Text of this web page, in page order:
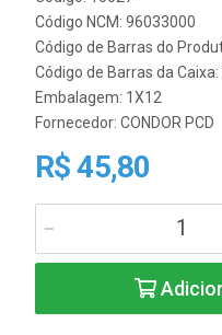
Código NCM: 96033000
Código de Barras do
Código de Barras da
Embalagem: 1X12
Fornecedor: CONDOR PCD
R$ 45,80